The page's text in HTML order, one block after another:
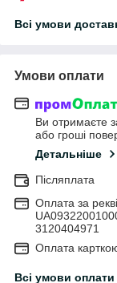
Всі умови
Умови оплати
Ви отримаєте
або гроші
Детальніше
Післяплата
Оплата за
3120404971
Оплата
Всі умови оплати